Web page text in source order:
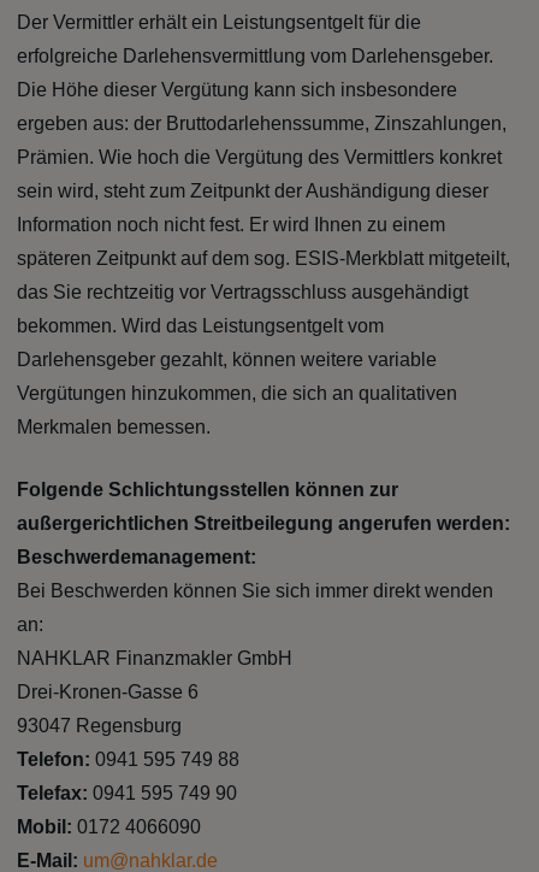
Der Vermittler erhält ein Leistungsentgelt für die
erfolgreiche Darlehensvermittlung vom Darlehensgeber.
Die Höhe dieser Vergütung kann sich insbesondere
ergeben aus: der Bruttodarlehenssumme, Zinszahlungen,
Prämien. Wie hoch die Vergütung des Vermittlers konkret
sein wird, steht zum Zeitpunkt der Aushändigung dieser
Information noch nicht fest. Er wird Ihnen zu einem
späteren Zeitpunkt auf dem sog. ESIS-Merkblatt mitgeteilt,
das Sie rechtzeitig vor Vertragsschluss ausgehändigt
bekommen. Wird das Leistungsentgelt vom
Darlehensgeber gezahlt, können weitere variable
Vergütungen hinzukommen, die sich an qualitativen
Merkmalen bemessen.
Folgende Schlichtungsstellen können zur
außergerichtlichen Streitbeilegung angerufen werden:
Beschwerdemanagement:
Bei Beschwerden können Sie sich immer direkt wenden
an:
NAHKLAR Finanzmakler GmbH
Drei-Kronen-Gasse 6
93047 Regensburg
Telefon: 0941 595 749 88
Telefax: 0941 595 749 90
Mobil: 0172 4066090
E-Mail: um@nahklar.de